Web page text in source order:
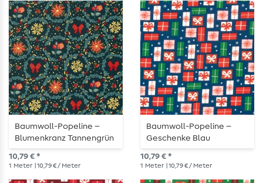
Baumwoll-Popeline –
Blumenkranz Tannengrün
Gold
10,79 € *
1 Meter | 10,79 € / Meter
Baumwoll-Popeline –
Geschenke Blau
10,79 € *
1 Meter | 10,79 € / Meter